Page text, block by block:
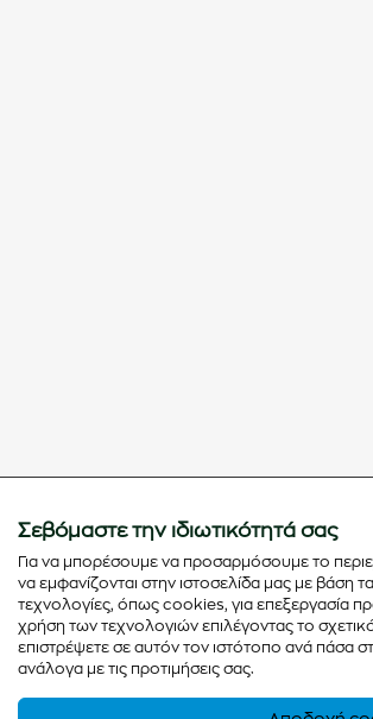
Σεβόμαστε την ιδιωτικότητά σας
Για να μπορέσουμε να προσαρμόσουμε το
να εμφανίζονται στην ιστοσελίδα μας με βάση
τεχνολογίες, όπως cookies, για επεξεργασία
χρήση των τεχνολογιών επιλέγοντας το
επιστρέψετε σε αυτόν τον ιστότοπο ανά πάσα
ανάλογα με τις προτιμήσεις σας.